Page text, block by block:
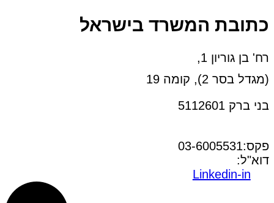
כתובת המשרד בישראל
רח' בן גוריון 1,
(מגדל בסר 2), קומה 19
בני ברק 5112601
פקס:03-6005531
דוא"ל:
Linkedin-in